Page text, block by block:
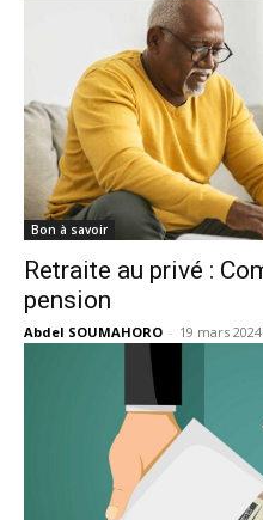
Bon à savoir
Retraite au privé :
pension
Abdel SOUMAHORO - 19 mars 2024